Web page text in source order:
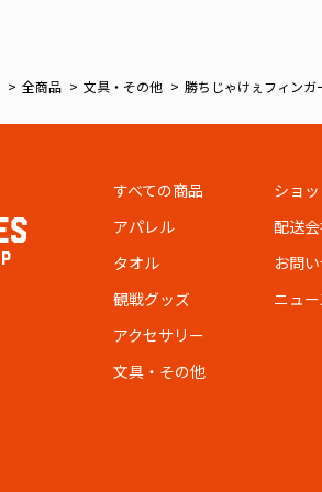
全商品 文具・その他 勝ちじゃけぇフィンガ
すべての商品
アパレル
タオル
観戦グッズ
アクセサリー
文具・その他
ショ
配送
お問
ニュ